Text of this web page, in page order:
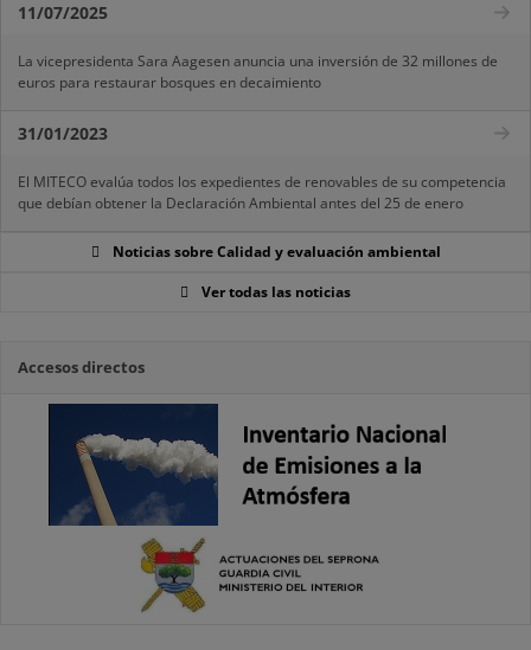
11/07/2025
La vicepresidenta Sara Aagesen anuncia una inversión de 32 millones de
euros para restaurar bosques en decaimiento
31/01/2023
El MITECO evalúa todos los expedientes de renovables de su competencia
que debían obtener la Declaración Ambiental antes del 25 de enero
Noticias sobre Calidad y evaluación ambiental
Ver todas las noticias
Accesos directos